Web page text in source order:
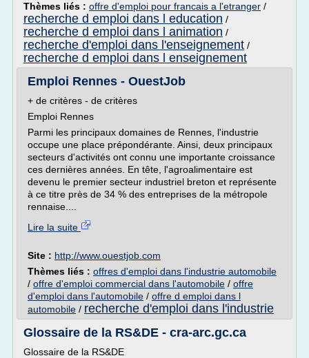
Thèmes liés : offre d'emploi pour francais a l'etranger /
recherche d emploi dans l education /
recherche d emploi dans l animation /
recherche d'emploi dans l'enseignement /
recherche d emploi dans l enseignement
Emploi Rennes - OuestJob
+ de critères - de critères
Emploi Rennes
Parmi les principaux domaines de Rennes, l'industrie
occupe une place prépondérante. Ainsi, deux principaux
secteurs d'activités ont connu une importante croissance
ces dernières années. En tête, l'agroalimentaire est
devenu le premier secteur industriel breton et représente
à ce titre près de 34 % des entreprises de la métropole
rennaise....
Lire la suite
Site : http://www.ouestjob.com
Thèmes liés : offres d'emploi dans l'industrie automobile
/ offre d'emploi commercial dans l'automobile / offre
d'emploi dans l'automobile / offre d emploi dans l
automobile / recherche d'emploi dans l'industrie
Glossaire de la RS&DE - cra-arc.gc.ca
Glossaire de la RS&DE